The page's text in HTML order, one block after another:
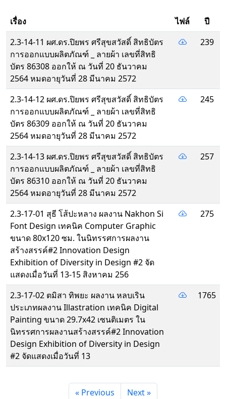
เรื่อง ไฟล์
ปี
2.3-14-11 ผศ.ดร.ปิยพร ศรีสุขสวัสดิ์ สิทธิบัตร
การออกแบบผลิตภัณฑ์ _ ลายผ้า เลขที่สิทธิ
บัตร 86308 ออกให้ ณ วันที่ 20 ธันวาคม
2564 หมดอายุวันที่ 28 มีนาคม 2572
239
2.3-14-12 ผศ.ดร.ปิยพร ศรีสุขสวัสดิ์ สิทธิบัตร
การออกแบบผลิตภัณฑ์ _ ลายผ้า เลขที่สิทธิ
บัตร 86309 ออกให้ ณ วันที่ 20 ธันวาคม
2564 หมดอายุวันที่ 28 มีนาคม 2572
245
2.3-14-13 ผศ.ดร.ปิยพร ศรีสุขสวัสดิ์ สิทธิบัตร
การออกแบบผลิตภัณฑ์ _ ลายผ้า เลขที่สิทธิ
บัตร 86310 ออกให้ ณ วันที่ 20 ธันวาคม
2564 หมดอายุวันที่ 28 มีนาคม 2572
257
2.3-17-01 สุธี โส้ปะหลาง ผลงาน Nakhon Si
Font Design เทคนิค Computer Graphic
ขนาด 80x120 ซม. ในนิทรรศการผลงาน
สร้างสรรค์#2 Innovation Design
Exhibition of Diversity in Design #2 จัด
แสดงเมื่อวันที่ 13-15 สิงหาคม 256
275
2.3-17-02 ตมิสา ทิพยะ ผลงาน หลบเริน
ประเภทผลงาน Illastration เทคนิค Digital
Painting ขนาด 29.7x42 เซนติเมตร ใน
นิทรรศการผลงานสร้างสรรค์#2 Innovation
Design Exhibition of Diversity in Design
#2 จัดแสดงเมื่อวันที่ 13
1765
« Previous Next »